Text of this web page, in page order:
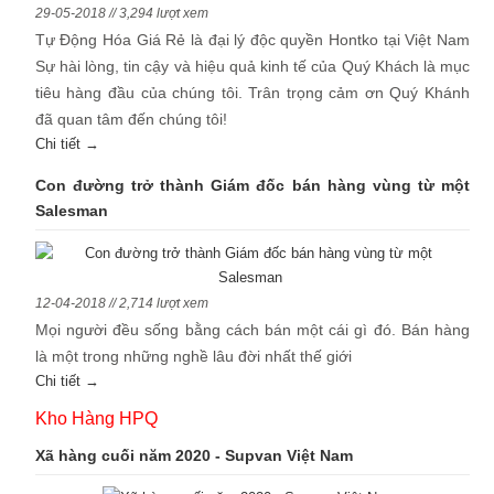
29-05-2018 // 3,294 lượt xem
Tự Động Hóa Giá Rẻ là đại lý độc quyền Hontko tại Việt Nam
Sự hài lòng, tin cậy và hiệu quả kinh tế của Quý Khách là mục
tiêu hàng đầu của chúng tôi. Trân trọng cảm ơn Quý Khánh
đã quan tâm đến chúng tôi!
Chi tiết →
Con đường trở thành Giám đốc bán hàng vùng từ một
Salesman
12-04-2018 // 2,714 lượt xem
Mọi người đều sống bằng cách bán một cái gì đó. Bán hàng
là một trong những nghề lâu đời nhất thế giới
Chi tiết →
Kho Hàng HPQ
Xã hàng cuối năm 2020 - Supvan Việt Nam